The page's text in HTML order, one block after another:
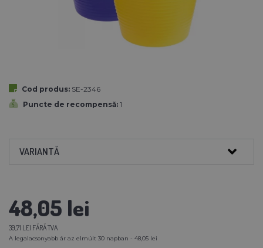
Cod produs: SE-2346
Puncte de recompensă: 1
VARIANTĂ
48,05 lei
39,71 LEI FĂRĂ TVA
A legalacsonyabb ár az elmúlt 30 napban - 48,05 lei